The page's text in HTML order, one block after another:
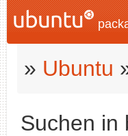
» Ubuntu
Suchen in